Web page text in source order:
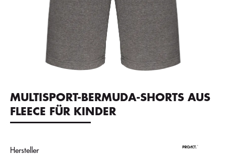
MULTISPORT-BERMUDA-SHORTS AUS
FLEECE FÜR KINDER
Hersteller